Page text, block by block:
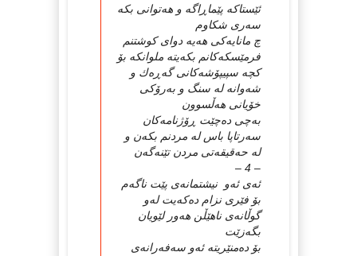
ئێستاكه‌ پێماڕاگه‌ و هه‌توانی بكه‌
سه‌ری شكاوم
چ مانایه‌كی هه‌یه‌ دوای كوشتنم
فرمێسكه‌كانم بكه‌یته‌ ملوانكه‌ بۆ
كچه‌ سپیپۆشه‌كانی گه‌ڕه‌ك و
شه‌وانه‌ له‌ سنگ و به‌رۆكی
خۆیانی هه‌ڵسوون
به‌چی ده‌چێت ڕۆژنامه‌كان
سه‌رتاپا باس له‌ مردنم بكه‌ن و
له‌ حه‌قیقه‌تی مردن تێنه‌گه‌ن
– 4 –
ئه‌ی ئه‌و نیشتمانه‌ی پێت ناگه‌م
بۆ فێری نزام ده‌كه‌یت له‌و
گوڵانه‌ی ناهێڵن هه‌ور لێویان
بگه‌زێت
بۆ ده‌منێریته‌ ئه‌و سه‌فه‌رانه‌ی